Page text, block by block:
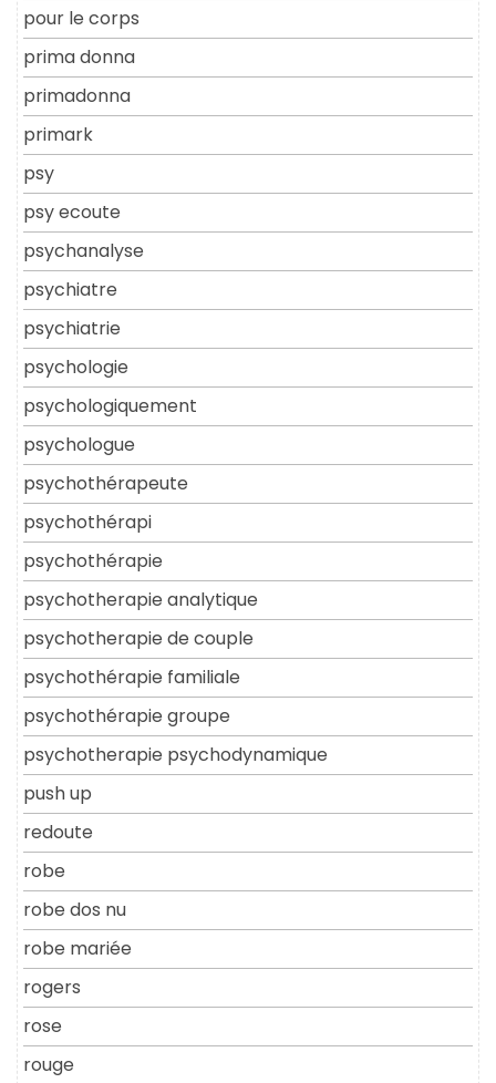
pour le corps
prima donna
primadonna
primark
psy
psy ecoute
psychanalyse
psychiatre
psychiatrie
psychologie
psychologiquement
psychologue
psychothérapeute
psychothérapi
psychothérapie
psychotherapie analytique
psychotherapie de couple
psychothérapie familiale
psychothérapie groupe
psychotherapie psychodynamique
push up
redoute
robe
robe dos nu
robe mariée
rogers
rose
rouge